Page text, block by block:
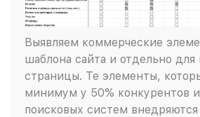
Выявляем коммерческие
шаблона сайта и отдельно
страницы. Те элементы,
минимум у 50% конкурентов
поисковых систем